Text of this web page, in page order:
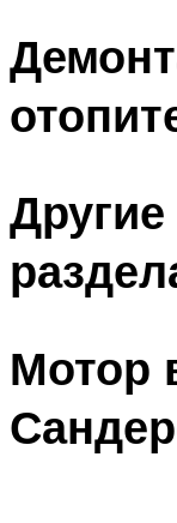
Мотор